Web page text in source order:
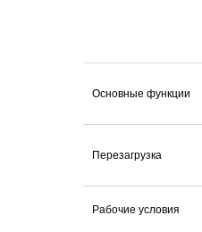
Основные функции
Перезагрузка
Рабочие условия